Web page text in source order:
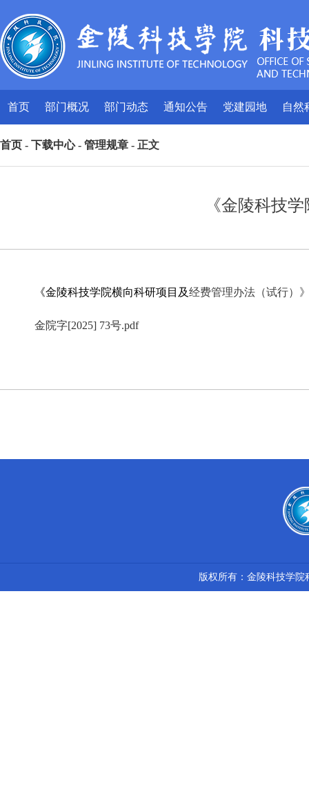
首页 部门概况 部门动态 通知公告 党建园地 自然
首页 - 下载中心- 管理规章 - 正文
《金陵科技
《金陵科技学院横向科研项目及经费管理办法（试行）
金院字[2025] 73号.pdf
版权所有：金陵科技学